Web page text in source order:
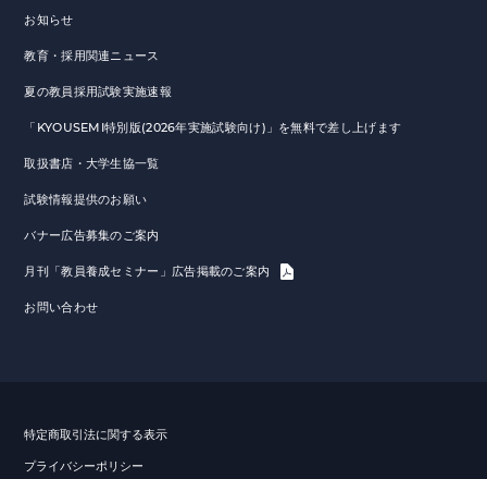
お知らせ
教育・採用関連ニュース
夏の教員採用試験実施速報
「KYOUSEMI特別版(2026年実施試験向け)」を無料で差し上げます
取扱書店・大学生協一覧
試験情報提供のお願い
バナー広告募集のご案内
月刊「教員養成セミナー」広告掲載のご案内
お問い合わせ
特定商取引法に関する表示
プライバシーポリシー